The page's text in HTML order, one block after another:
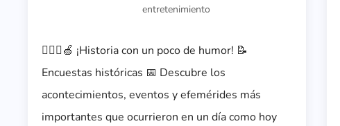
entretenimiento
💁🏼‍♀️🍏 ¡Historia con un poco de humor! 📝
Encuestas históricas 📅 Descubre los
acontecimientos, eventos y efemérides más
importantes que ocurrieron en un día como hoy